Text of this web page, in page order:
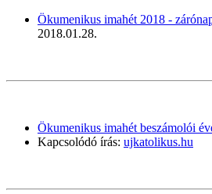
Ökumenikus imahét 2018 -
2018.01.28.
Ökumenikus imahét beszámolói
Kapcsolódó írás: ujkatolikus.hu